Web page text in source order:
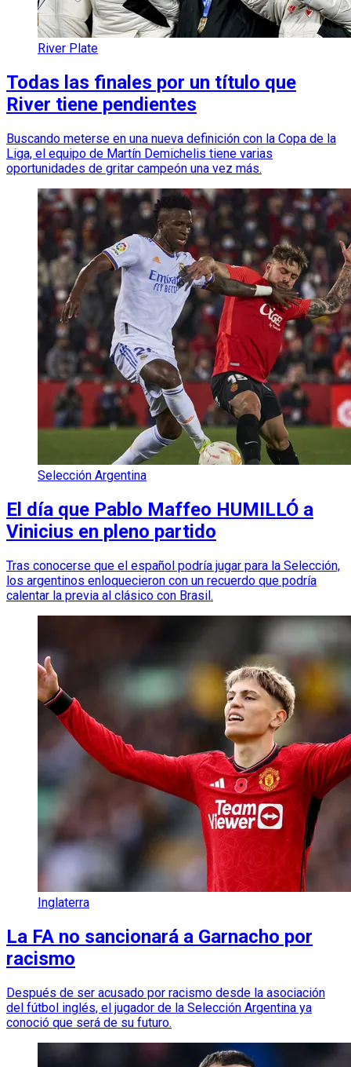
River Plate
Todas las finales por un título que
River tiene pendientes
Buscando meterse en una nueva definición con la Copa de la
Liga, el equipo de Martín Demichelis tiene varias
oportunidades de gritar campeón una vez más.
Selección Argentina
El día que Pablo Maffeo HUMILLÓ a
Vinicius en pleno partido
Tras conocerse que el español podría jugar para la Selección,
los argentinos enloquecieron con un recuerdo que podría
calentar la previa al clásico con Brasil.
Inglaterra
La FA no sancionará a Garnacho por
racismo
Después de ser acusado por racismo desde la asociación
del fútbol inglés, el jugador de la Selección Argentina ya
conoció que será de su futuro.